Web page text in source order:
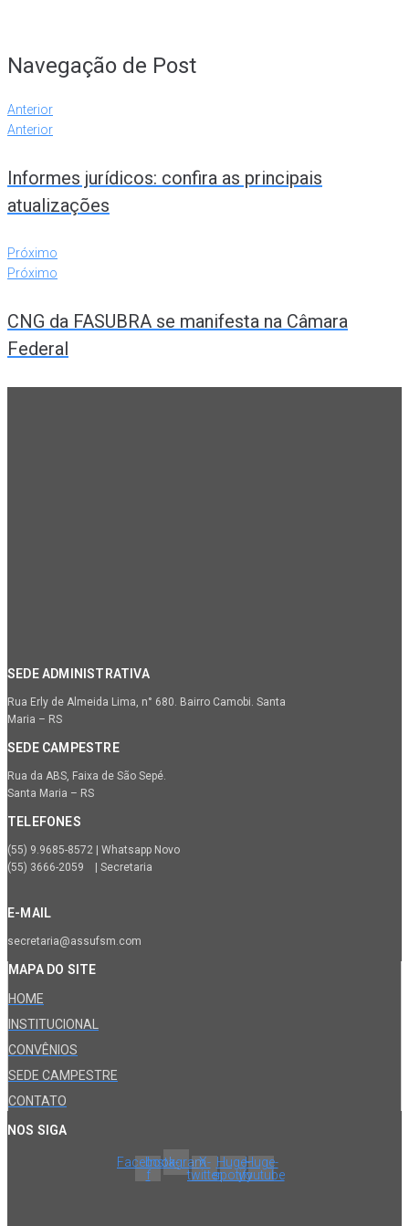
Navegação de Post
Anterior
Anterior
Informes jurídicos: confira as principais
atualizações
Próximo
Próximo
CNG da FASUBRA se manifesta na Câmara
Federal
SEDE ADMINISTRATIVA
Rua Erly de Almeida Lima, n° 680. Bairro Camobi. Santa
Maria – RS
SEDE CAMPESTRE
Rua da ABS, Faixa de São Sepé.
Santa Maria – RS
TELEFONES
(55) 9.9685-8572 | Whatsapp Novo
(55) 3666-2059 | Secretaria
E-MAIL
secretaria@assufsm.com
MAPA DO SITE
HOME
INSTITUCIONAL
CONVÊNIOS
SEDE CAMPESTRE
CONTATO
NOS SIGA
Facebook-
f
InstagramX-
twitter
Huge-
spotify
Huge-
youtube